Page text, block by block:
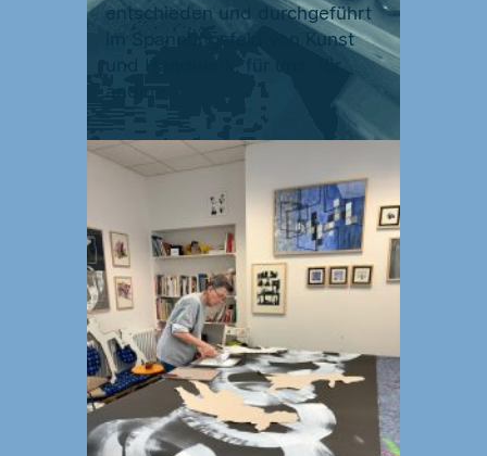
entschieden und durchgeführt
im Spannungsfeld von Kunst